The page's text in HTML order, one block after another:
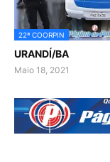
22ª COORPIN
URANDÍ/BA
Maio 18, 2021